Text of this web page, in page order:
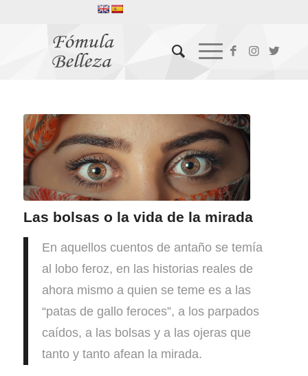
Las bolsas o la vida de la mirada
En aquellos cuentos de antaño se temía
al lobo feroz, en las historias reales de
ahora mismo a quien se teme es a las
“patas de gallo feroces”, a los parpados
caídos, a las bolsas y a las ojeras que
tanto y tanto afean la mirada.